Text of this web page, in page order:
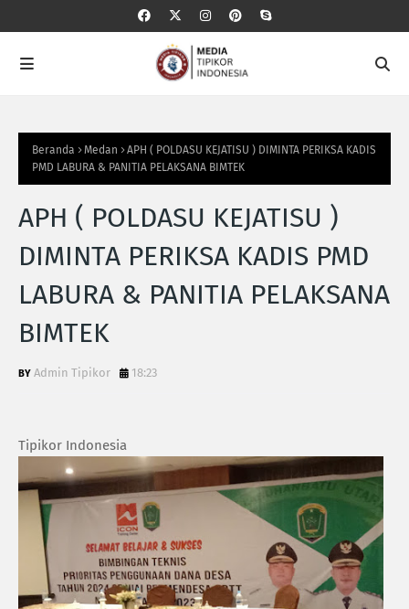
Beranda Medan
APH ( POLDASU KEJATISU ) DIMINTA PERIKSA KADIS
PMD LABURA & PANITIA PELAKSANA BIMTEK
APH ( POLDASU KEJATISU )
DIMINTA PERIKSA KADIS PMD
LABURA & PANITIA PELAKSANA
BIMTEK
Admin Tipikor 18:23
Tipikor Indonesia